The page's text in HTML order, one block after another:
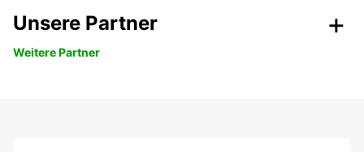
Unsere Partner
Weitere Partner